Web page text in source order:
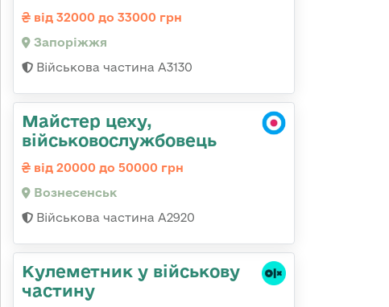
від 32000 до 33000 грн
Запоріжжя
Військова частина А3130
Майстер цеху,
військовослужбовець
від 20000 до 50000 грн
Вознесенськ
Військова частина А2920
Кулеметник у військову
частину